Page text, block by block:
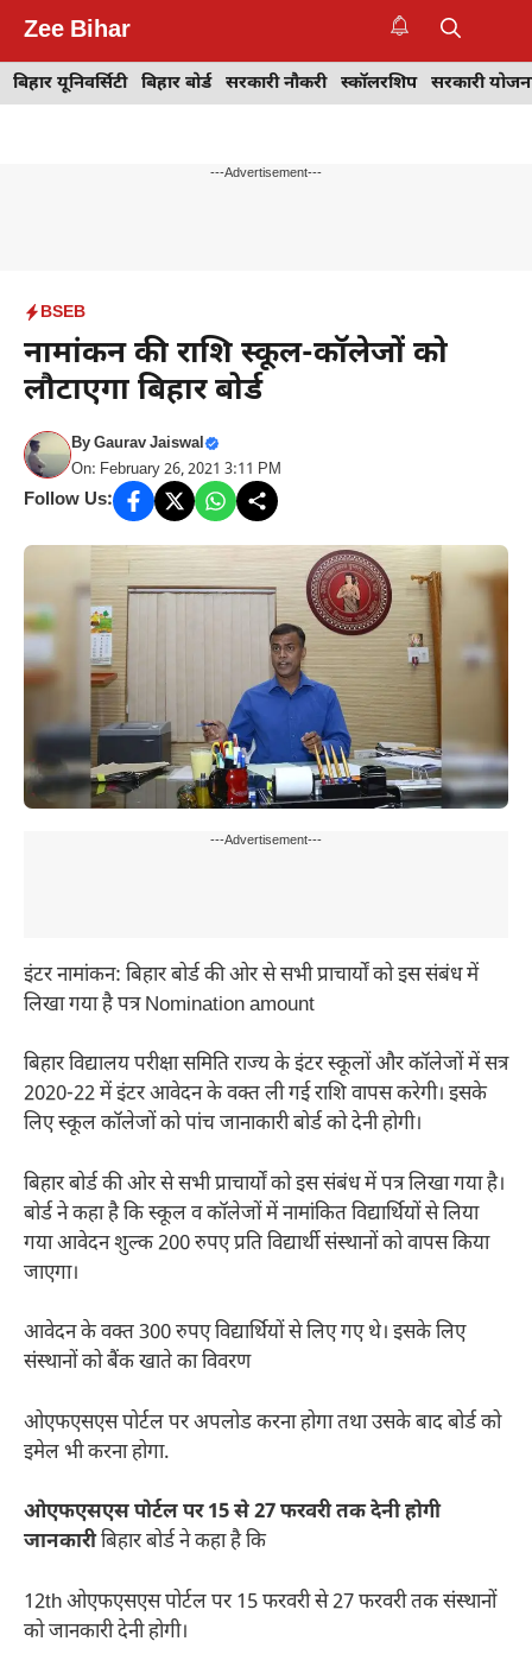
content
Zee Bihar
बिहार यूनिवर्सिटी बिहार बोर्ड सरकारी नौकरी स्कॉलरशिप सरकारी
---Advertisement---
BSEB
नामांकन की राशि स्कूल-कॉलेजों को
लौटाएगा बिहार बोर्ड
ByGaurav Jaiswal
On: February 26, 2021 3:11 PM
Follow Us:
---Advertisement---
इंटर नामांकन: बिहार बोर्ड की ओर से सभी प्राचार्यों को इस संबंध में
लिखा गया है पत्र Nomination amount
बिहार विद्यालय परीक्षा समिति राज्य के इंटर स्कूलों और कॉलेजों में सत्र
2020-22 में इंटर आवेदन के वक्त ली गई राशि वापस करेगी। इसके
लिए स्कूल कॉलेजों को पांच जानाकारी बोर्ड को देनी होगी।
बिहार बोर्ड की ओर से सभी प्राचार्यों को इस संबंध में पत्र लिखा गया है।
बोर्ड ने कहा है कि स्कूल व कॉलेजों में नामांकित विद्यार्थियों से लिया
गया आवेदन शुल्क 200 रुपए प्रति विद्यार्थी संस्थानों को वापस किया
जाएगा।
आवेदन के वक्त 300 रुपए विद्यार्थियों से लिए गए थे। इसके लिए
संस्थानों को बैंक खाते का विवरण
ओएफएसएस पोर्टल पर अपलोड करना होगा तथा उसके बाद बोर्ड को
इमेल भी करना होगा.
ओएफएसएस पोर्टल पर 15 से 27 फरवरी तक देनी होगी
जानकारीबिहार बोर्ड ने कहा है कि
12th ओएफएसएस पोर्टल पर 15 फरवरी से 27 फरवरी तक संस्थानों
को जानकारी देनी होगी।